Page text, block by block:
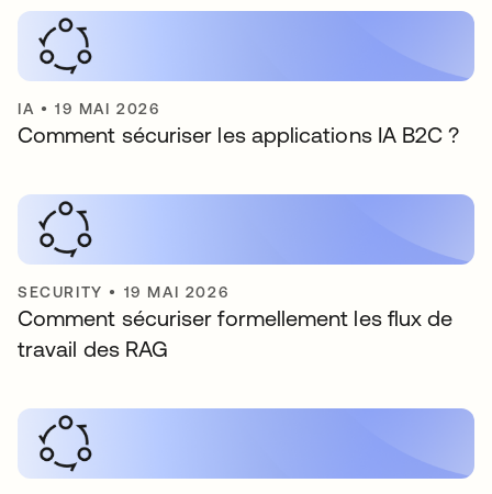
IA •19 MAI 2026
Comment sécuriser les applications IA B2C ?
SECURITY • 19 MAI 2026
Comment sécuriser formellement les flux de
travail des RAG